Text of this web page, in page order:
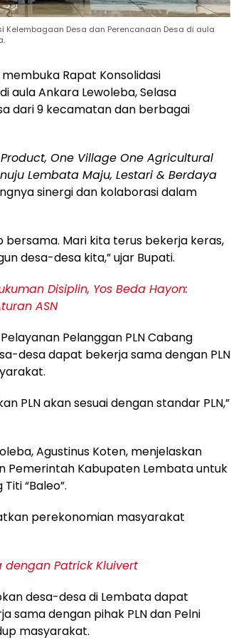
Kelembagaan Desa dan Perencanaan Desa di aula
membuka Rapat Konsolidasi
aula Ankara Lewoleba, Selasa
dari 9 kecamatan dan berbagai
One Village One Agricultural
Lembata Maju, Lestari & Berdaya
sinergi dan kolaborasi dalam
Mari kita terus bekerja keras,
desa-desa kita,” ujar Bupati.
Disiplin, Yos Beda Hayon:
ASN
Pelanggan PLN Cabang
desa dapat bekerja sama dengan PLN
PLN akan sesuai dengan standar PLN,”
Agustinus Koten, menjelaskan
Pemerintah Kabupaten Lembata untuk
“Baleo”.
perekonomian masyarakat
dengan Patrick Kluivert
desa-desa di Lembata dapat
sama dengan pihak PLN dan Pelni
masyarakat.